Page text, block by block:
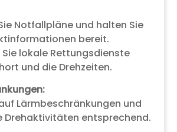
Notfallpläne und halten Sie
bereit.
Sie lokale Rettungsdienste
und die Drehzeiten.
Lärmbeschränkungen und
Drehaktivitäten entsprechend.